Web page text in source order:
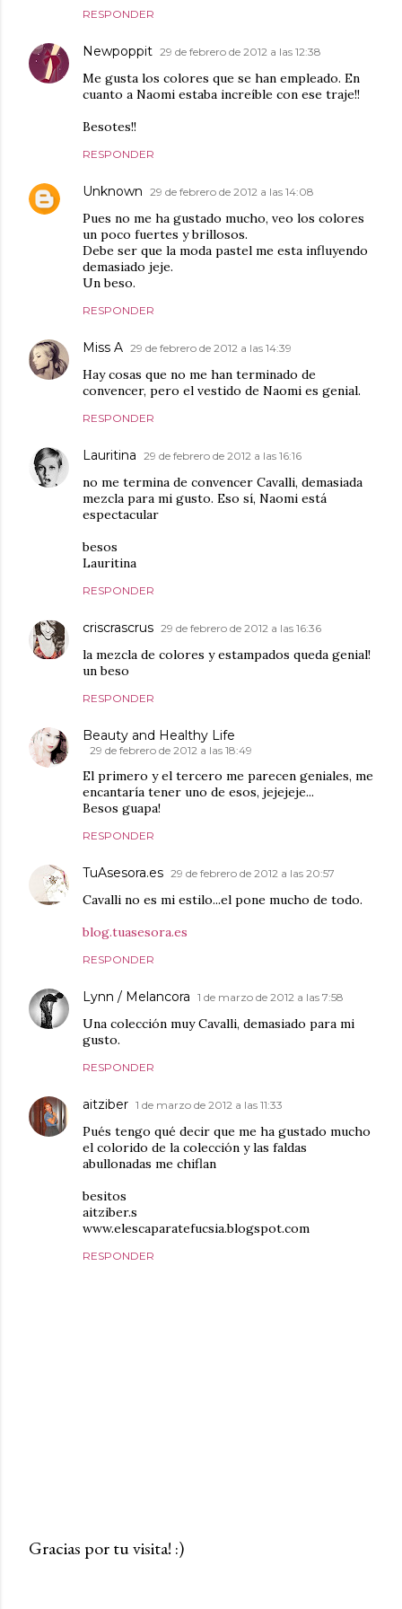
RESPONDER
Newpoppit 29 de febrero de 2012 a las 12:38
Me gusta los colores que se han empleado. En
cuanto a Naomi estaba increíble con ese traje!!
Besotes!!
RESPONDER
Unknown 29 de febrero de 2012 a las 14:08
Pues no me ha gustado mucho, veo los colores
un poco fuertes y brillosos.
Debe ser que la moda pastel me esta influyendo
demasiado jeje.
Un beso.
RESPONDER
Miss A 29 de febrero de 2012 a las 14:39
Hay cosas que no me han terminado de
convencer, pero el vestido de Naomi es genial.
RESPONDER
Lauritina 29 de febrero de 2012 a las 16:16
no me termina de convencer Cavalli, demasiada
mezcla para mi gusto. Eso sí, Naomi está
espectacular
besos
Lauritina
RESPONDER
criscrascrus 29 de febrero de 2012 a las 16:36
la mezcla de colores y estampados queda genial!
un beso
RESPONDER
Beauty and Healthy Life
29 de febrero de 2012 a las 18:49
El primero y el tercero me parecen geniales, me
encantaría tener uno de esos, jejejeje...
Besos guapa!
RESPONDER
TuAsesora.es 29 de febrero de 2012 a las 20:57
Cavalli no es mi estilo...el pone mucho de todo.
blog.tuasesora.es
RESPONDER
Lynn / Melancora 1 de marzo de 2012 a las 7:58
Una colección muy Cavalli, demasiado para mi
gusto.
RESPONDER
aitziber 1 de marzo de 2012 a las 11:33
Pués tengo qué decir que me ha gustado mucho
el colorido de la colección y las faldas
abullonadas me chiflan
besitos
aitziber.s
www.elescaparatefucsia.blogspot.com
RESPONDER
Gracias por tu visita! :)